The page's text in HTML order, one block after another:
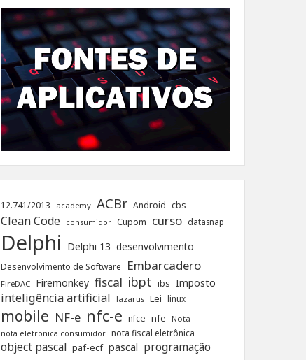
12.741/2013 academy ACBr Android cbs
Clean Code consumidor Cupom curso datasnap
Delphi Delphi 13 desenvolvimento
Desenvolvimento de Software Embarcadero
FireDAC Firemonkey fiscal ibpt ibs Imposto
inteligência artificial lazarus Lei linux
mobile NF-e nfc-e nfce nfe Nota
nota eletronica consumidor nota fiscal eletrônica
object pascal paf-ecf pascal programação